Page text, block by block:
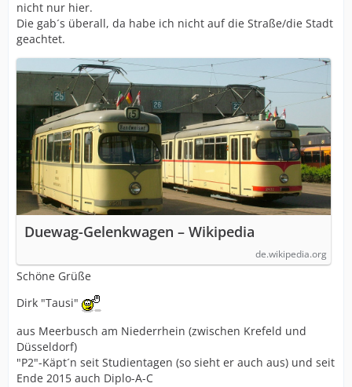
nicht nur hier.
Die gab´s überall, da habe ich nicht auf die Straße/die Stadt
geachtet.
Duewag-Gelenkwagen – Wikipedia
de.wikipedia.org
Schöne Grüße
Dirk "Tausi"
aus Meerbusch am Niederrhein (zwischen Krefeld und
Düsseldorf)
"P2"-Käpt´n seit Studientagen (so sieht er auch aus) und seit
Ende 2015 auch Diplo-A-C